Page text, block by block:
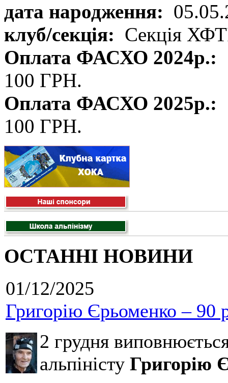
дата народження:
клуб/секція: Секція
Оплата ФАСХО 2024р.:
100 ГРН.
Оплата ФАСХО 2025р.:
100 ГРН.
ОСТАННІ НОВИНИ
01/12/2025
Григорію Єрьоменко – 90
2 грудня
альпіністу Григорію